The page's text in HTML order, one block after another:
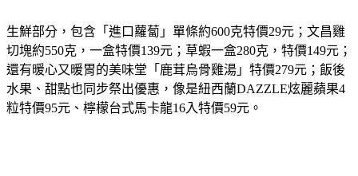
切塊約550克，一盒特價139元；草蝦一盒280克，特價149元；
還有暖心又暖胃的美味堂「鹿茸烏骨雞湯」特價279元；飯後
水果、甜點也同步祭出優惠，像是紐西蘭DAZZLE炫麗蘋果4
粒特價95元、檸檬台式馬卡龍16入特價59元。